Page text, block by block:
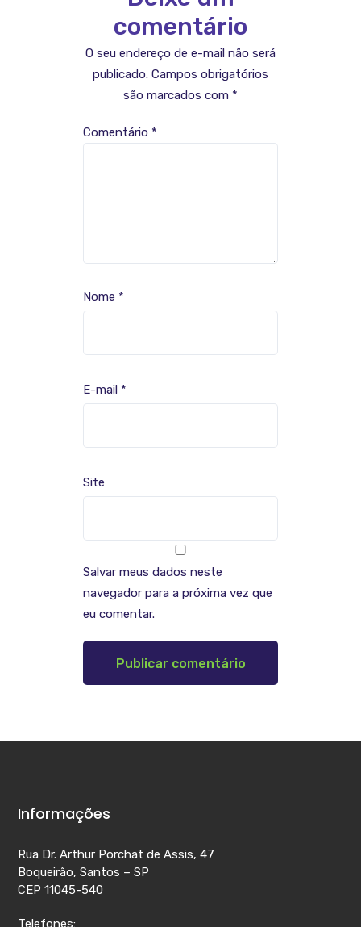
comentário
O seu endereço de e-mail não será
publicado. Campos obrigatórios
são marcados com *
Comentário *
Nome *
E-mail *
Site
Salvar meus dados neste
navegador para a próxima vez que
eu comentar.
Informações
Rua Dr. Arthur Porchat de Assis, 47
Boqueirão, Santos – SP
CEP 11045-540
Telefones: